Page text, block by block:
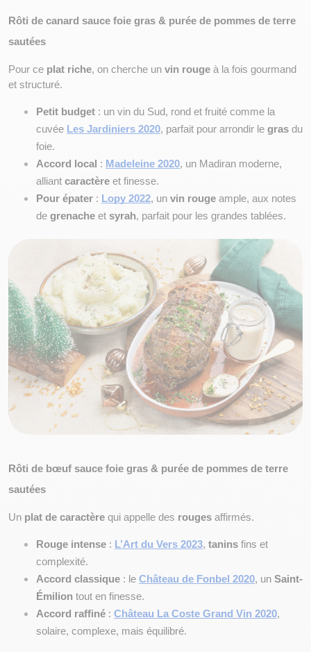
Rôti de canard sauce foie gras & purée de pommes de terre
sautées
Pour ce plat riche, on cherche un vin rouge à la fois gourmand
et structuré.
Petit budget : un vin du Sud, rond et fruité comme la
cuvée Les Jardiniers 2020, parfait pour arrondir le gras du
foie.
Accord local : Madeleine 2020, un Madiran moderne,
alliant caractère et finesse.
Pour épater : Lopy 2022, un vin rouge ample, aux notes
de grenache et syrah, parfait pour les grandes tablées.
Rôti de bœuf sauce foie gras & purée de pommes de terre
sautées
Un plat de caractère qui appelle des rouges affirmés.
Rouge intense : L’Art du Vers 2023, tanins fins et
complexité.
Accord classique : le Château de Fonbel 2020, un Saint-
Émilion tout en finesse.
Accord raffiné : Château La Coste Grand Vin 2020,
solaire, complexe, mais équilibré.